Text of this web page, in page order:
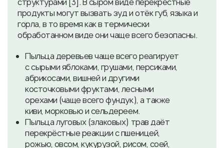
продукты могут вызвать зуд и отёк губ, языка и
горла, в то время как в термически
обработанном виде они чаще всего безопасны.
Пыльца деревьев чаще всего реагирует
с сырыми яблоками, грушами, персиками,
абрикосами, вишней и другими
косточковыми фруктами, лесными
орехами (чаще всего фундук), а также
киви, морковью и сельдереем.
Пыльца луговых (злаковых) трав даёт
перекрёстные реакции с пшеницей,
рожью, овсом, кукурузой, рисом, соей,